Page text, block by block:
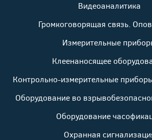
Видеоаналитика
Громкоговорящая связь.
Измерительные
Клеенаносящее
Контрольно-измерительные
Оборудование во
Оборудование
Охранная